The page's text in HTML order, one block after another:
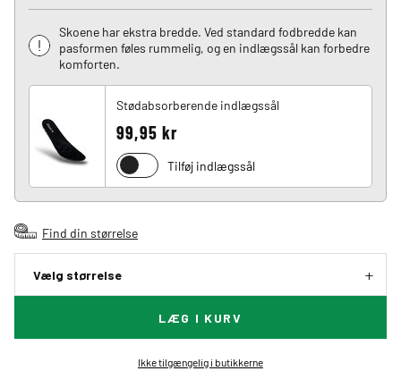
Skoene har ekstra bredde. Ved standard fodbredde kan
pasformen føles rummelig, og en indlægssål kan forbedre
komforten.
Stødabsorberende indlægssål
99,95 kr
Tilføj indlægssål
Find din størrelse
Vælg størrelse
LÆG I KURV
Ikke tilgængelig i butikkerne